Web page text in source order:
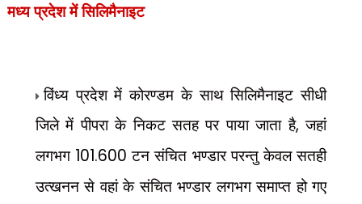
मध्य प्रदेश में सिलिमैनाइट
विंध्य प्रदेश में कोरण्डम के साथ सिलिमैनाइट सीधी
जिले में पीपरा के निकट सतह पर पाया जाता है,जहां
लगभग 101.600 टन संचित भण्डार परन्तु केवल सतही
उत्खनन से वहां के संचित भण्डार लगभग समाप्त हो गए